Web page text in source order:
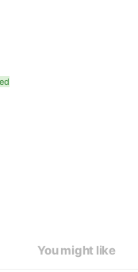
You might like